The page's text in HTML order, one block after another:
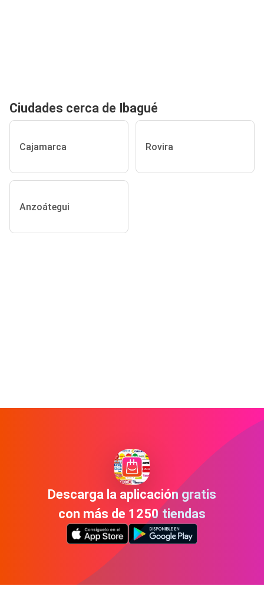
Ciudades cerca de Ibagué
Cajamarca Rovira
Anzoátegui
Descarga la aplicación gratis
con más de 1250 tiendas